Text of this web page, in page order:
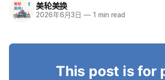
美轮美换
2026年6月3日 — 1 min read
This post is for